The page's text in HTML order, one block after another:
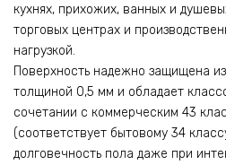
кухнях, прихожих, ванных и
торговых центрах и
нагрузкой.
Поверхность надежно защищена
толщиной 0,5 мм и обладает
сочетании с коммерческим 43
(соответствует бытовому 34
долговечность пола даже при